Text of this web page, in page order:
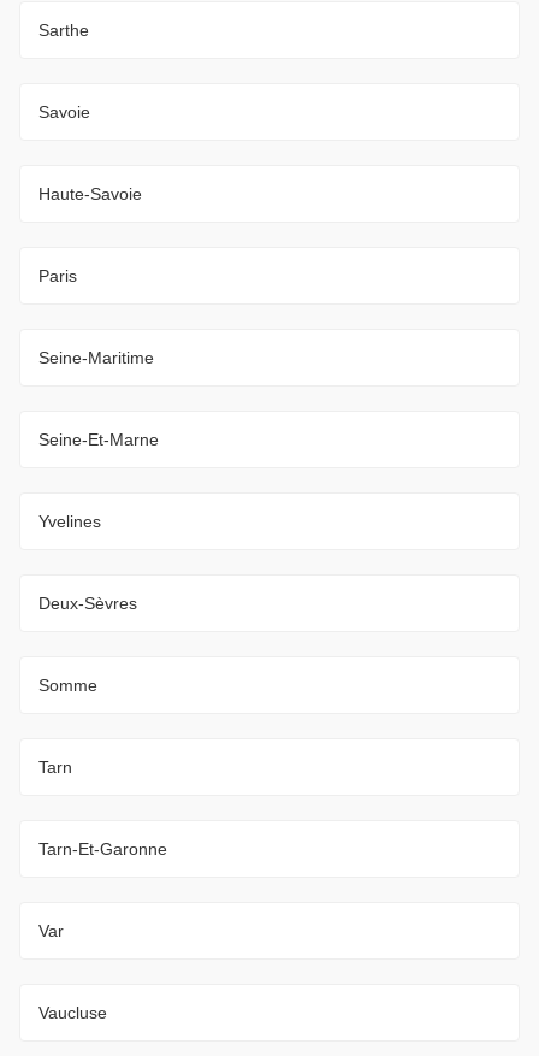
Sarthe
Savoie
Haute-Savoie
Paris
Seine-Maritime
Seine-Et-Marne
Yvelines
Deux-Sèvres
Somme
Tarn
Tarn-Et-Garonne
Var
Vaucluse